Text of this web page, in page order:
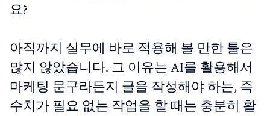
요?
아직까지 실무에 바로 적용해 볼 만한 툴은
많지 않았습니다. 그 이유는 AI를 활용해서
마케팅 문구라든지 글을 작성해야 하는, 즉
수치가 필요 없는 작업을 할 때는 충분히 활